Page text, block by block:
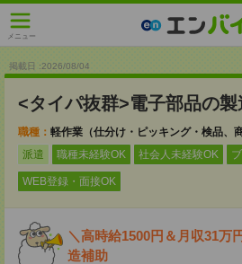
メニュー
掲載日 :2026/08/04
<タイパ抜群>電子部品の製
職種： 軽作業（仕分け・ピッキング・検品、
派遣
職種未経験OK 社会人未経験OK
WEB登録・面接OK
＼高時給1500円＆月収31万
造補助